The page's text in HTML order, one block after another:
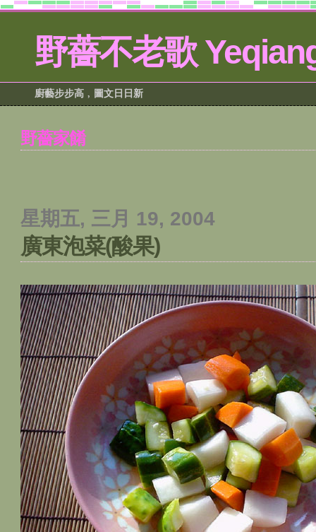
野薔不老歌
廚藝步步高﹐圖文日日新
野薔家餚
星期五, 三月 19, 2004
廣東泡菜(酸果)